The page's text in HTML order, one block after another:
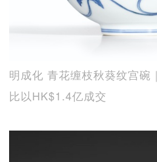
明成化 青花缠枝秋葵纹宫碗
比以HK$1.4亿成交